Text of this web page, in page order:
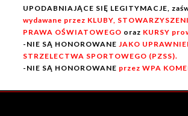
UPODABNIAJĄCE SIĘ LEGITYMACJE,
wydawane przez KLUBY,
PRAWA OŚWIATOWEGO oraz KURSY
-NIE SĄ HONOROWANE JAKO
STRZELECTWA SPORTOWEGO (PZSS).
-NIE SĄ HONOROWANE przez WPA